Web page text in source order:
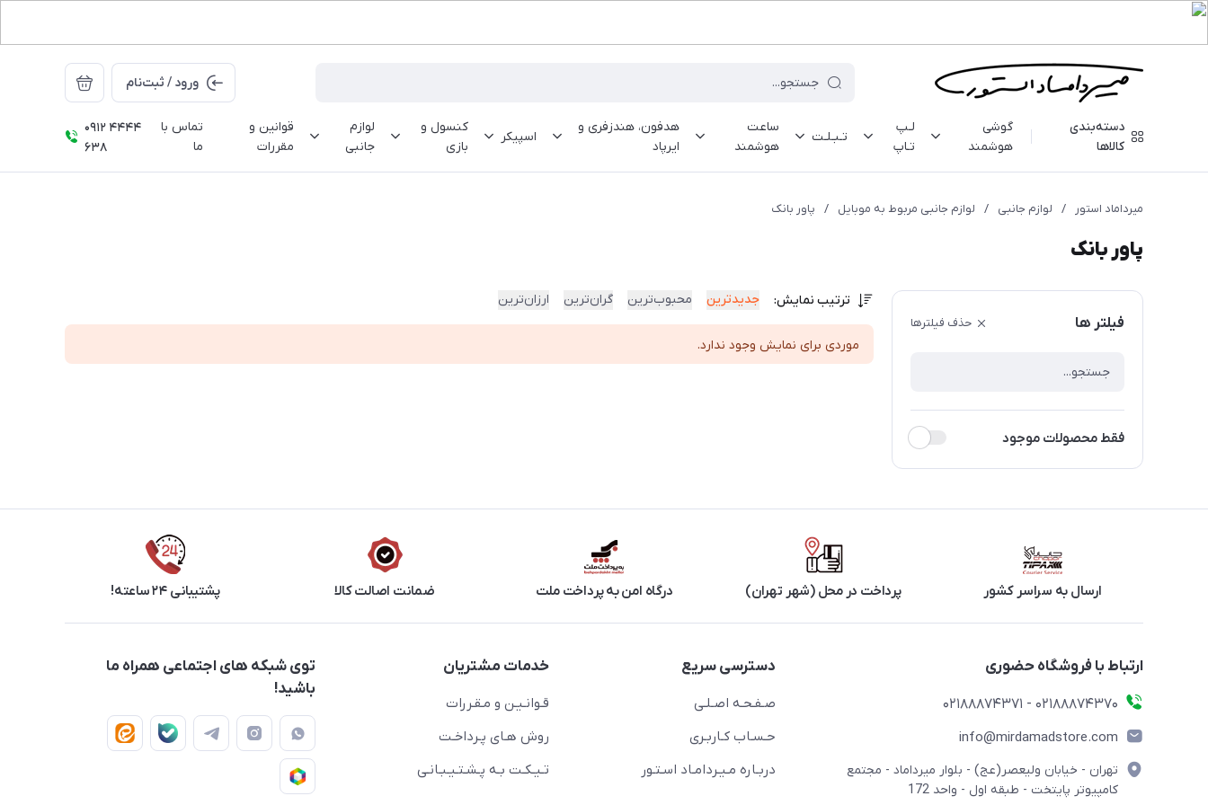
ورود / ثبت‌نام
دسته‌بندی
کالاها
گوشی
هوشمند
لـپ
تـاپ
تـبـلـت
ساعت
هوشمند
هدفون، هندزفری و
ایرپاد
اسپیکر
کنسول و
بازی
لوازم
جانبی
قوانین و
مقررات
تماس با
ما
0912 4444
638
میرداماد استور / لوازم جانبی / لوازم جانبی مربوط به موبایل / پاور بانک
پاور بانک
فیلتر ها حذف فیلترها
فقط محصولات موجود
ترتیب نمایش: جدیدترین محبوب‌ترین گران‌ترین ارزان‌ترین
موردی برای نمایش وجود ندارد.
ارسال به سراسر کشور پرداخت در محل (شهر تهران) درگاه امن به پرداخت ملت ضمانت اصالت کالا پشتیبانی ۲۴ ساعته!
ارتباط با فروشگاه حضوری
02188874370 - 02188874371
info@mirdamadstore.com
تهران - خیابان ولیعصر(عج) - بلوار میرداماد - مجتمع
کامپیوتر پایتخت - طبقه اول - واحد 172
دسترسی سریع
صـفـحـه اصـلـی
حـسـاب کـاربـری
دربـاره مـیـردامـاد اسـتـور
خدمات مشتریان
قـوانـیـن و مـقـررات
روش هـای پـرداخـت
تـیـکـت بـه پـشـتـیـبـانـی
توی شبکه های اجتماعی همراه ما
باشید!